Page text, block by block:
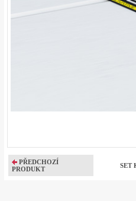
PŘEDCHOZÍ
PRODUKT
SET